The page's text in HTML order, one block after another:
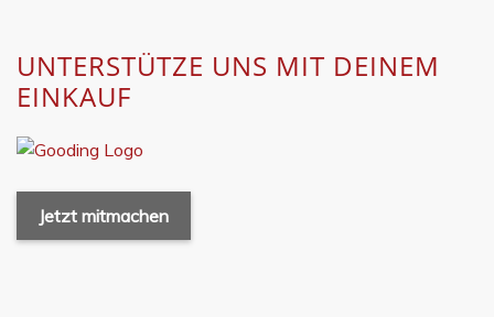
UNTERSTÜTZE UNS MIT DEINEM
EINKAUF
Jetzt mitmachen